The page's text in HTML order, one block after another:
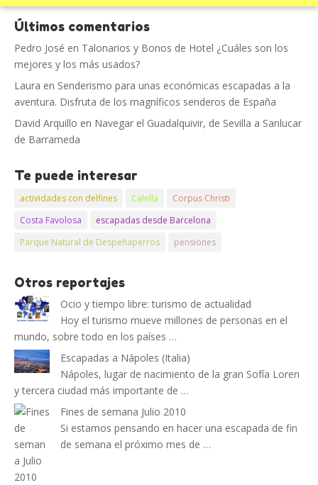
Últimos comentarios
Pedro José en Talonarios y Bonos de Hotel ¿Cuáles son los
mejores y los más usados?
Laura en Senderismo para unas económicas escapadas a la
aventura. Disfruta de los magníficos senderos de España
David Arquillo en Navegar el Guadalquivir, de Sevilla a Sanlucar
de Barrameda
Te puede interesar
actividades con delfines Calella
Corpus Christi
Costa Favolosa
escapadas desde Barcelona
Parque Natural de Despeñaperros
pensiones
Otros reportajes
Ocio y tiempo libre: turismo de actualidad
Hoy el turismo mueve millones de personas en el
mundo, sobre todo en los países …
Escapadas a Nápoles (Italia)
Nápoles, lugar de nacimiento de la gran Sofía Loren
y tercera ciudad más importante de …
Fines de semana Julio 2010
Si estamos pensando en hacer una escapada de fin
de semana el próximo mes de …